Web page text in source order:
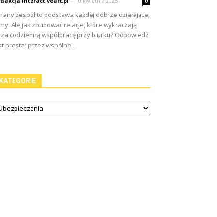
zespół to podstawa każdej dobrze działającej
Ale jak zbudować relacje, które wykraczają
codzienną współpracę przy biurku? Odpowiedź
prosta: przez wspólne...
KATEGORIE